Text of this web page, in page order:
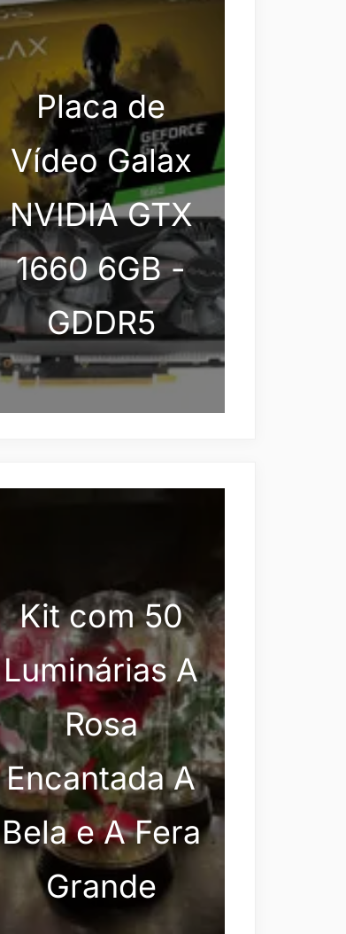
Placa de
Vídeo Galax
NVIDIA GTX
1660 6GB -
GDDR5
Kit com 50
Luminárias A
Rosa
Encantada A
Bela e A Fera
Grande